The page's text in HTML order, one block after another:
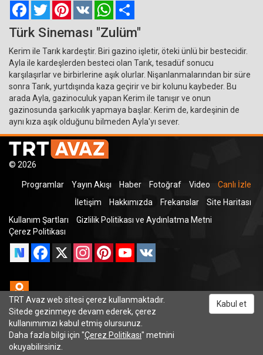
FacebookTwitterPinterest
VK WhatsApp
Türk Sineması "Zulüm"
Kerim ile Tarık kardeştir. Biri gazino işletir, öteki ünlü bir bestecidir.
Ayla ile kardeşlerden besteci olan Tarık, tesadüf sonucu
karşılaşırlar ve birbirlerine aşık olurlar. Nişanlanmalarından bir süre
sonra Tarık, yurtdışında kaza geçirir ve bir kolunu kaybeder. Bu
arada Ayla, gazinoculuk yapan Kerim ile tanışır ve onun
gazinosunda şarkıcılık yapmaya başlar. Kerim de, kardeşinin de
aynı kıza aşık olduğunu bilmeden Ayla'yı sever.
© 2026
Programlar Yayın Akışı Haber Fotoğraf Video
Canlı İzle
İletişim
Hakkımızda Frekanslar
Site Haritası
Kullanım Şartları
Gizlilik Politikası ve Aydınlatma Metni
Çerez Politikası
Facebook
X InstagramPinterestYouTube
TRT Avaz web sitesi çerez kullanmaktadır.
Sitede gezinmeye devam ederek, çerez
kullanımımızı kabul etmiş olursunuz.
Daha fazla bilgi için "Çerez Politikası" metnini
okuyabilirsiniz.
Kabul et